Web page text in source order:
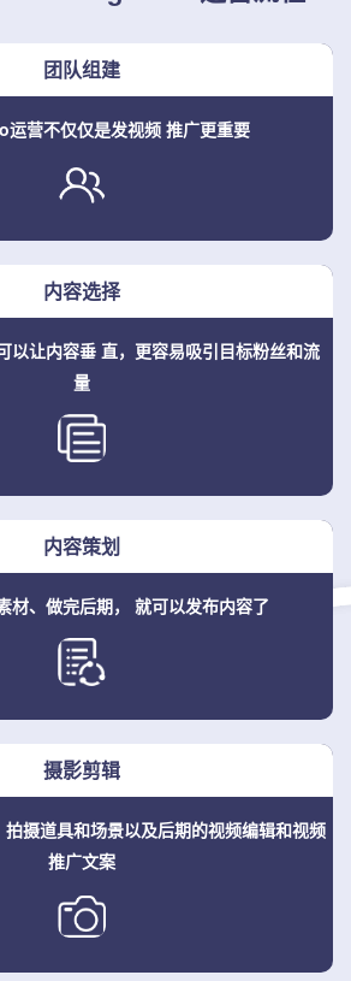
团队组建
营不仅仅是发视频推广更重要
内容选择
以让内容垂 直，更容易吸引目标粉丝和流
量
内容策划
材、做完后期， 就可以发布内容了
摄影剪辑
摄道具和场景以及后期的视频编辑和视频
推广文案